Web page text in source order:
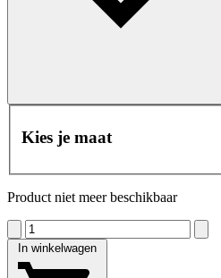
Kies je maat
Product niet meer beschikbaar
In winkelwagen